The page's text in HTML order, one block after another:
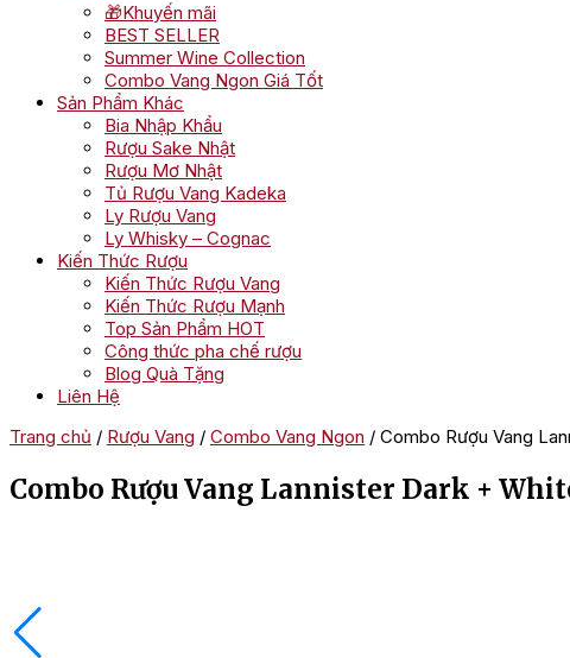
🎁Khuyến mãi
BEST SELLER
Summer Wine Collection
Combo Vang Ngon Giá Tốt
Sản Phẩm Khác
Bia Nhập Khẩu
Rượu Sake Nhật
Rượu Mơ Nhật
Tủ Rượu Vang Kadeka
Ly Rượu Vang
Ly Whisky – Cognac
Kiến Thức Rượu
Kiến Thức Rượu Vang
Kiến Thức Rượu Mạnh
Top Sản Phẩm HOT
Công thức pha chế rượu
Blog Quà Tặng
Liên Hệ
Trang chủ / Rượu Vang / Combo Vang Ngon / Combo Rượu Vang
Combo Rượu Vang Lannister Dark +